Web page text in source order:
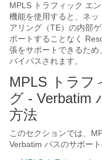
MPLS トラフィック エ
機能を使用すると、ネ
アリング（TE）の内部
ポートすることなく
張をサポートできるた
バイパスされます。
MPLS トラフ
グ - Verbatim
方法
このセクションでは、
Verbatim パスのサポー